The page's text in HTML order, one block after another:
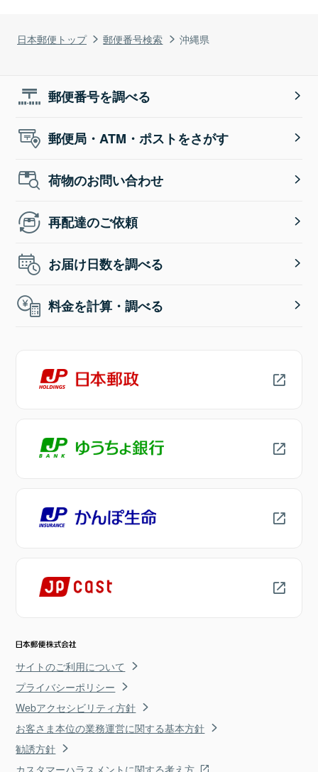
日本郵便トップ 郵便番号検索 沖縄県
郵便番号を調べる
郵便局・ATM・ポストをさがす
荷物のお問い合わせ
再配達のご依頼
お届け日数を調べる
料金を計算・調べる
サイトのご利用について
プライバシーポリシー
Webアクセシビリティ方針
お客さま本位の業務運営に関する基本方針
勧誘方針
カスタマーハラスメントに関する考え方